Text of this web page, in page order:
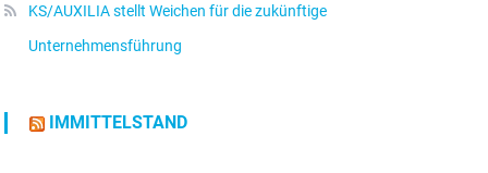
KS/AUXILIA stellt Weichen für die zukünftige
Unternehmensführung
IMMITTELSTAND